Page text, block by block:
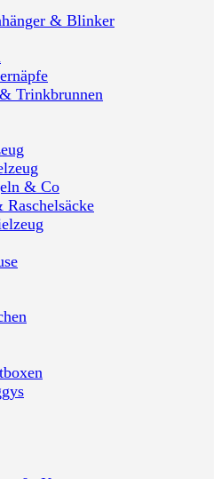
& Blinker
Trinkbrunnen
& Co